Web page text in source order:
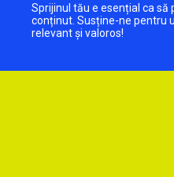
Sprijinul tău e esențial ca
conținut. Susține-ne pentru
relevant și valoros!